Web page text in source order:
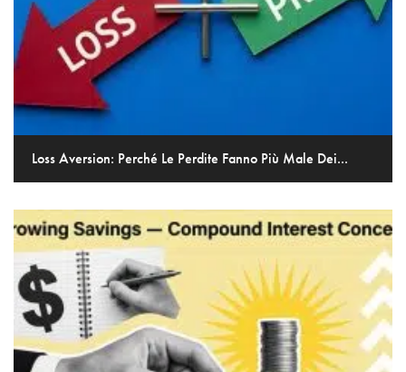
Loss Aversion: Perché Le Perdite Fanno Più Male Dei...